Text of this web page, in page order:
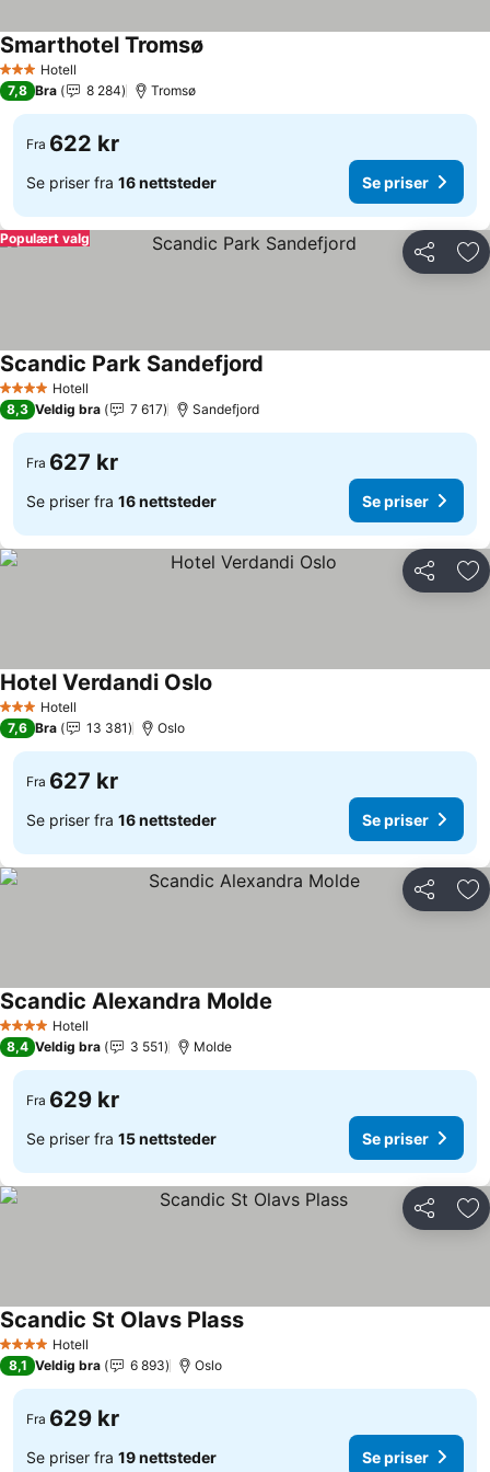
3 StjernerHotell
Smarthotel Tromsø
7,8 Bra 8 284 Tromsø
Fra 622 kr
Se priser fra 16 nettsteder Se priser
Del
Populært valg
4 StjernerHotell
Scandic Park Sandefjord
8,3 Veldig bra 7 617 Sandefjord
Fra 627 kr
Se priser fra 16 nettsteder Se priser
Del
3 StjernerHotell
Hotel Verdandi Oslo
7,6 Bra 13 381 Oslo
Fra 627 kr
Se priser fra 16 nettsteder Se priser
Del
4 StjernerHotell
Scandic Alexandra Molde
8,4 Veldig bra 3 551 Molde
Fra 629 kr
Se priser fra 15 nettsteder Se priser
Del
4 StjernerHotell
Scandic St Olavs PlassSe priser
8,1 Veldig bra 6 893 Oslo
Fra 629 kr
Se priser fra 19 nettsteder Se priser